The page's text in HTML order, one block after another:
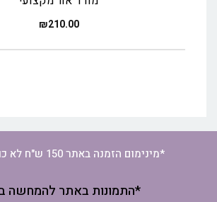
₪210.00
*מינימום הזמנה באתר 150 ש"ח לא כולל משלוח
*התמונות באתר להמחשה